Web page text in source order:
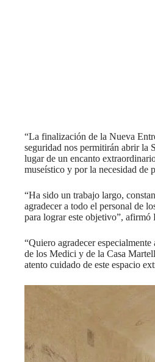
“La finalización de la Nueva
seguridad nos permitirán abrir la
lugar de un encanto
museístico y por la necesidad de
“Ha sido un trabajo largo,
agradecer a todo el personal de
para lograr este objetivo”,
“Quiero agradecer
de los Medici y de la Casa
atento cuidado de este espacio